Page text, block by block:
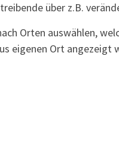
über z.B.
Orten auswählen,
eigenen Ort